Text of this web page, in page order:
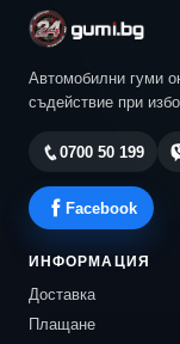
Автомобилни гуми
съдействие при
0700 50 199
Facebook
ИНФОРМАЦИЯ
Доставка
Плащане